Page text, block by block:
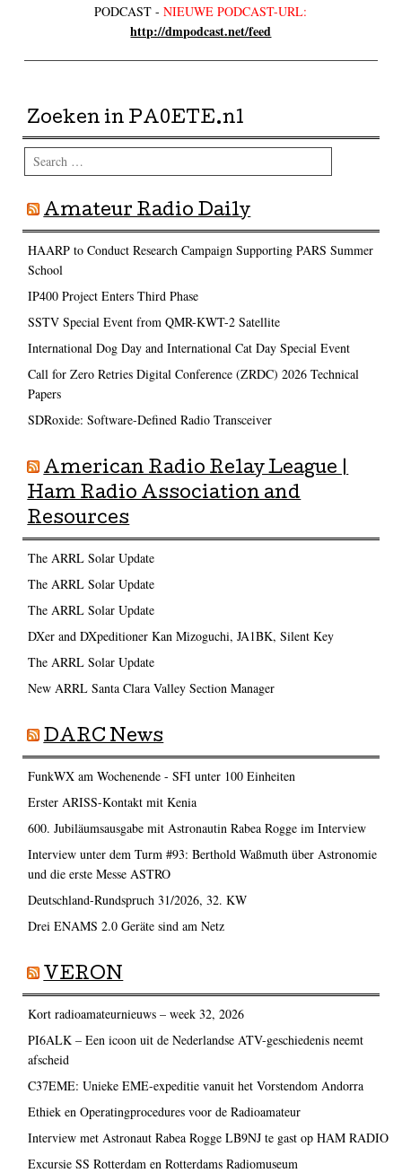
PODCAST -NIEUWE PODCAST-URL:
http://dmpodcast.net/feed
Zoeken in PA0ETE.nl
Search
Amateur Radio Daily
HAARP to Conduct Research Campaign Supporting PARS Summer
School
IP400 Project Enters Third Phase
SSTV Special Event from QMR-KWT-2 Satellite
International Dog Day and International Cat Day Special Event
Call for Zero Retries Digital Conference (ZRDC) 2026 Technical
Papers
SDRoxide: Software-Defined Radio Transceiver
American Radio Relay League |
Ham Radio Association and
Resources
The ARRL Solar Update
The ARRL Solar Update
The ARRL Solar Update
DXer and DXpeditioner Kan Mizoguchi, JA1BK, Silent Key
The ARRL Solar Update
New ARRL Santa Clara Valley Section Manager
DARC News
FunkWX am Wochenende - SFI unter 100 Einheiten
Erster ARISS-Kontakt mit Kenia
600. Jubiläumsausgabe mit Astronautin Rabea Rogge im Interview
Interview unter dem Turm #93: Berthold Waßmuth über Astronomie
und die erste Messe ASTRO
Deutschland-Rundspruch 31/2026, 32. KW
Drei ENAMS 2.0 Geräte sind am Netz
VERON
Kort radioamateurnieuws – week 32, 2026
PI6ALK – Een icoon uit de Nederlandse ATV-geschiedenis neemt
afscheid
C37EME: Unieke EME-expeditie vanuit het Vorstendom Andorra
Ethiek en Operatingprocedures voor de Radioamateur
Interview met Astronaut Rabea Rogge LB9NJ te gast op HAM RADIO
Excursie SS Rotterdam en Rotterdams Radiomuseum